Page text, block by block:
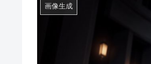
画像生成